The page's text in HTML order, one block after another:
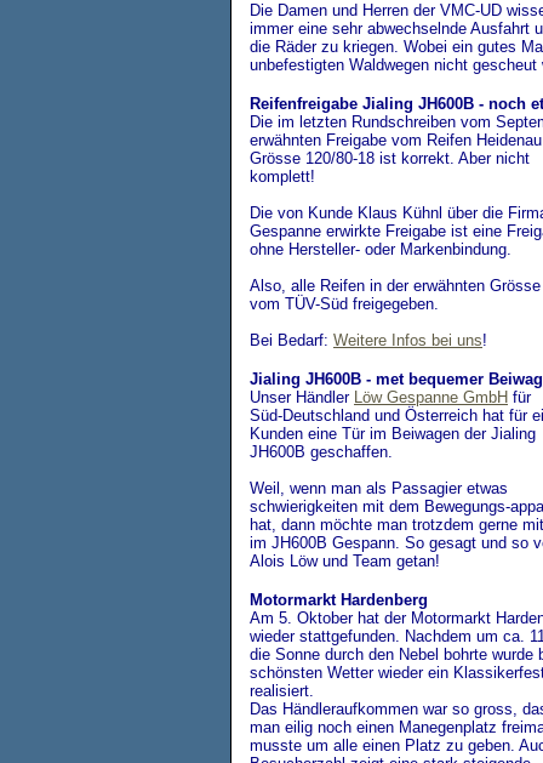
Die Damen und Herren der VMC-UD
immer eine sehr abwechselnde Ausfahrt
die Räder zu kriegen. Wobei ein gutes
unbefestigten Waldwegen nicht gescheut
Reifenfreigabe Jialing JH600B - noch
Die im letzten Rundschreiben vom
erwähnten Freigabe vom Reifen
Grösse 120/80-18 ist korrekt. Aber nicht
komplett!
Die von Kunde Klaus Kühnl über die
Gespanne erwirkte Freigabe ist eine
ohne Hersteller- oder Markenbindung.
Also, alle Reifen in der erwähnten
vom TÜV-Süd freigegeben.
Bei Bedarf: Weitere Infos bei uns!
Jialing JH600B - met bequemer
Unser Händler Löw Gespanne GmbH für
Süd-Deutschland und Österreich hat für
Kunden eine Tür im Beiwagen der Jialing
JH600B geschaffen.
Weil, wenn man als Passagier etwas
schwierigkeiten mit dem Bewegungs-
hat, dann möchte man trotzdem gerne
im JH600B Gespann. So gesagt und so
Alois Löw und Team getan!
Motormarkt Hardenberg
Am 5. Oktober hat der Motormarkt
wieder stattgefunden. Nachdem um ca.
die Sonne durch den Nebel bohrte wurde
schönsten Wetter wieder ein
realisiert.
Das Händleraufkommen war so gross,
man eilig noch einen Manegenplatz
musste um alle einen Platz zu geben.